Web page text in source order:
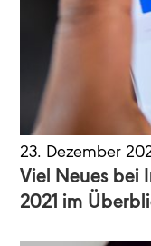
23. Dezember
Viel Neues bei
2021 im